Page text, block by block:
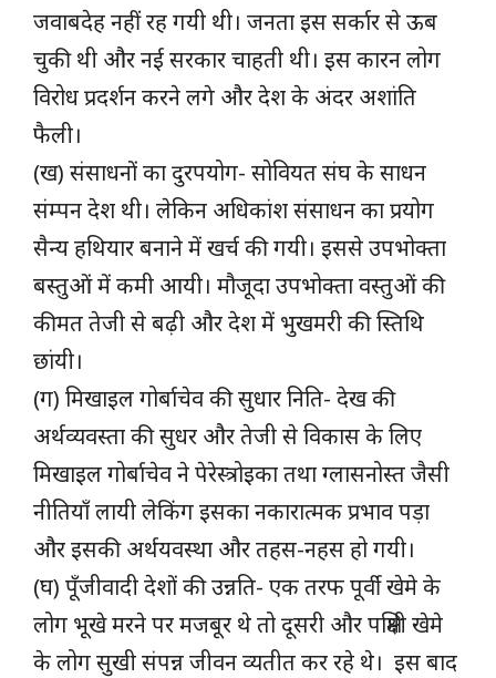
जवाबदेह नहीं रह गयी थी। जनता इस सर्कार से ऊब
चुकी थी और नई सरकार चाहती थी। इस कारन लोग
विरोध प्रदर्शन करने लगे और देश के अंदर अशांति
फैली।
(ख) संसाधनों का दुरपयोग- सोवियत संघ के साधन
संम्पन देश थी। लेकिन अधिकांश संसाधन का प्रयोग
सैन्य हथियार बनाने में खर्च की गयी। इससे उपभोक्ता
बस्तुओं में कमी आयी। मौजूदा उपभोक्ता वस्तुओं की
कीमत तेजी से बढ़ी और देश में भुखमरी की स्तिथि
छांयी।
(ग) मिखाइल गोर्बाचेव की सुधार निति- देख की
अर्थव्यवस्ता की सुधर और तेजी से विकास के लिए
मिखाइल गोर्बाचेव ने पेरेस्त्रोइका तथा ग्लासनोस्त जैसी
नीतियाँ लायी लेकिंग इसका नकारात्मक प्रभाव पड़ा
और इसकी अर्थयवस्था और तहस-नहस हो गयी।
(घ) पूँजीवादी देशों की उन्नति- एक तरफ पूर्वी खेमे के
लोग भूखे मरने पर मजबूर थे तो दूसरी और पक्षिमी खेमे
के लोग सुखी संपन्न जीवन व्यतीत कर रहे थे। इस बाद